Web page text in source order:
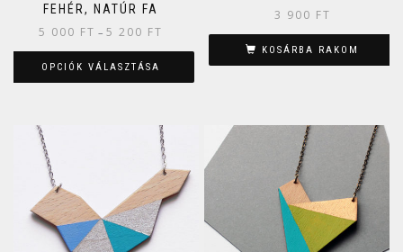
FEHÉR, NATÚR FA
5 000 FT – 5 200 FT
OPCIÓK VÁLASZTÁSA
3 900 FT
KOSÁRBA RAKOM